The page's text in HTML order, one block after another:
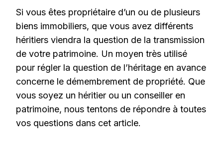
Si vous êtes propriétaire d’un ou de plusieurs
biens immobiliers, que vous avez différents
héritiers viendra la question de la transmission
de votre patrimoine. Un moyen très utilisé
pour régler la question de l’héritage en avance
concerne le démembrement de propriété. Que
vous soyez un héritier ou un conseiller en
patrimoine, nous tentons de répondre à toutes
vos questions dans cet article.